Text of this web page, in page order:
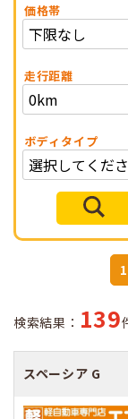
価格帯
走行距離
ボディタイプ
1
検索結果： 139
スペーシア G